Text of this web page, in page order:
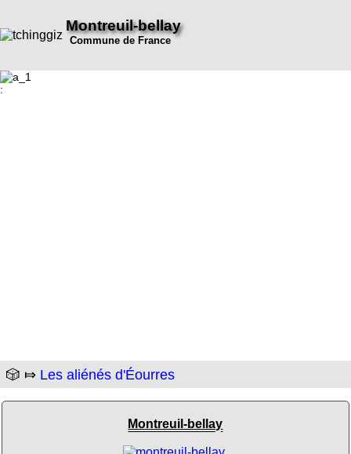
Montreuil-bellay
Commune de France
:
🎲 ⤇ Les aliénés d'Éourres
Montreuil-bellay